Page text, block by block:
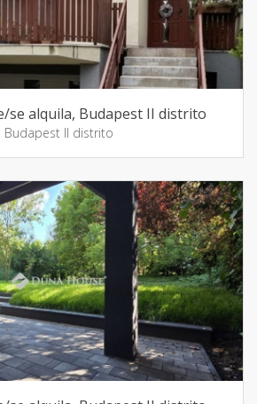
se alquila, Budapest II distrito
Budapest II distrito